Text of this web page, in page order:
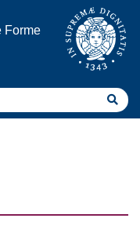
Forme